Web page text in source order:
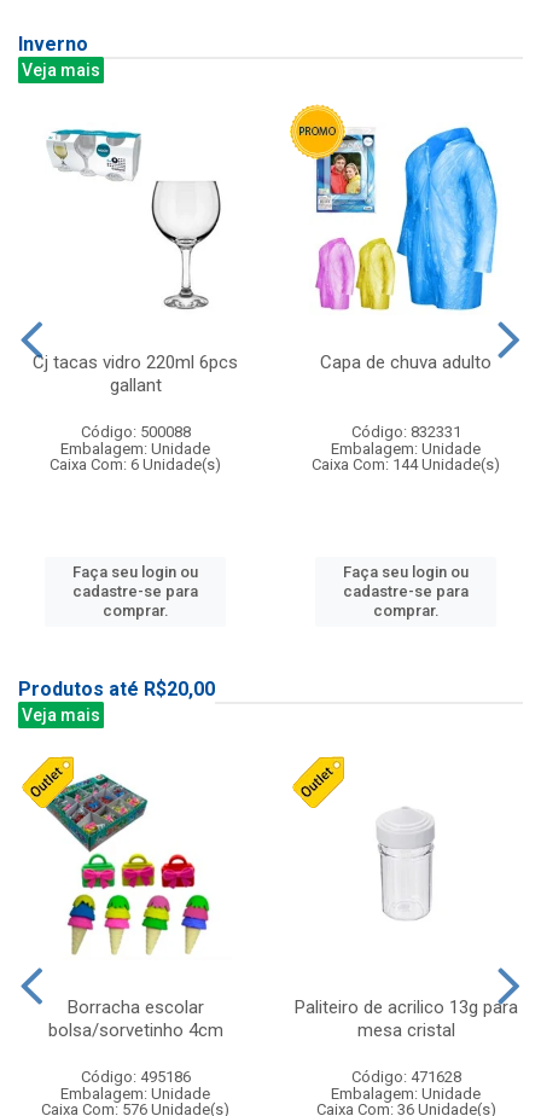
Inverno
Veja mais
Cj tacas vidro 220ml 6pcs
gallant
Código: 500088
Embalagem: Unidade
Caixa Com: 6 Unidade(s)
Faça seu login ou
cadastre-se para
comprar.
Capa de chuva adulto
Código: 832331
Embalagem: Unidade
Caixa Com: 144 Unidade(s)
Faça seu login ou
cadastre-se para
comprar.
Produtos até R$20,00
Veja mais
Borracha escolar
bolsa/sorvetinho 4cm
Código: 495186
Embalagem: Unidade
Caixa Com: 576 Unidade(s)
Paliteiro de acrilico 13g para
mesa cristal
Código: 471628
Embalagem: Unidade
Caixa Com: 36 Unidade(s)